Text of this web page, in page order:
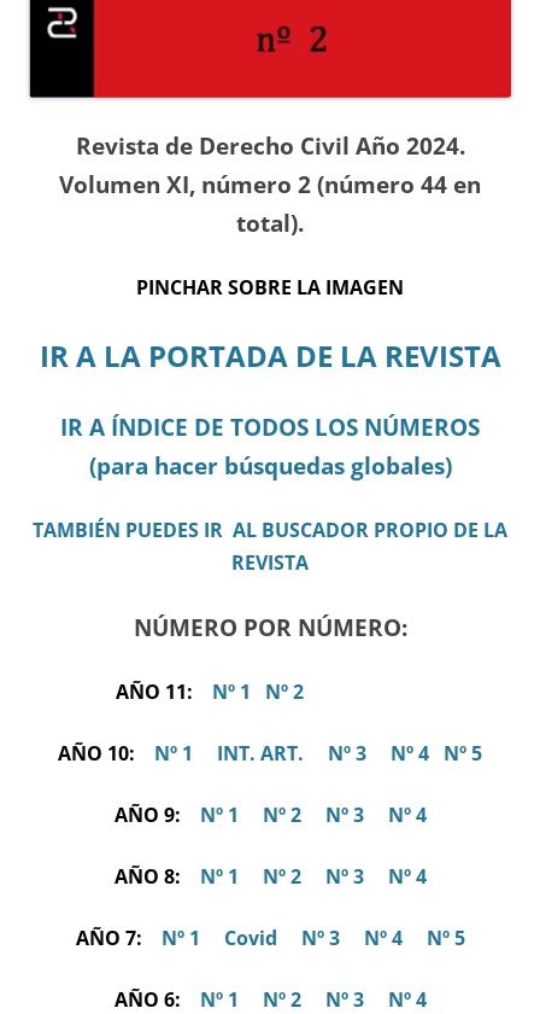
Revista de Derecho Civil Año 2024.
Volumen XI, número 2 (número 44 en
total).
PINCHAR SOBRE LA IMAGEN
IR A LA PORTADA DE LA REVISTA
IR A ÍNDICE DE TODOS LOS NÚMEROS
(para hacer búsquedas globales)
TAMBIÉN PUEDES IR AL BUSCADOR PROPIO DE LA
REVISTA
NÚMERO POR NÚMERO:
AÑO 11: Nº 1 Nº 2
AÑO 10: Nº 1 INT. ART. Nº 3 Nº 4 Nº 5
AÑO 9: Nº 1 Nº 2 Nº 3 Nº 4
AÑO 8: Nº 1 Nº 2 Nº 3 Nº 4
AÑO 7: Nº 1 Covid Nº 3 Nº 4 Nº 5
AÑO 6: Nº 1 Nº 2 Nº 3 Nº 4